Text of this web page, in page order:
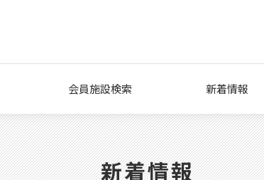
会員施設検索 新着情報
新着情報